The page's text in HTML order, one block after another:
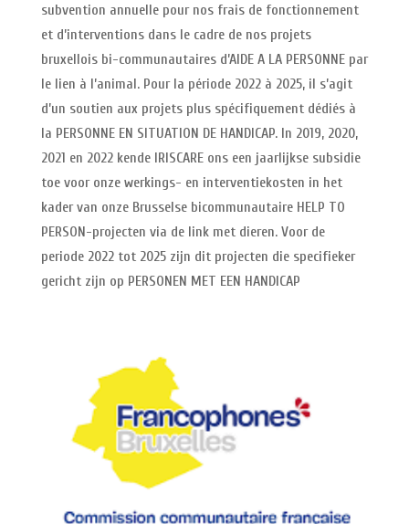
subvention annuelle pour nos frais de fonctionnement
et d’interventions dans le cadre de nos projets
bruxellois bi-communautaires d’AIDE A LA PERSONNE par
le lien à l’animal. Pour la période 2022 à 2025, il s’agit
d’un soutien aux projets plus spécifiquement dédiés à
la PERSONNE EN SITUATION DE HANDICAP. In 2019, 2020,
2021 en 2022 kende IRISCARE ons een jaarlijkse subsidie ​​
toe voor onze werkings- en interventiekosten in het
kader van onze Brusselse bicommunautaire HELP TO
PERSON-projecten via de link met dieren. Voor de
periode 2022 tot 2025 zijn dit projecten die specifieker
gericht zijn op PERSONEN MET EEN HANDICAP